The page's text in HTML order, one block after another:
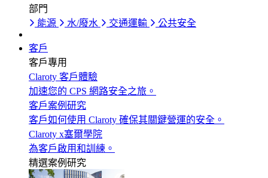
部門
能源
水/廢水 交通運輸 公共安全
客戶
客戶專用
Claroty 客戶體驗
加速您的 CPS 網路安全之旅。
客戶案例研究
客戶如何使用 Claroty 確保其關鍵營運的安全。
Claroty x塞爾學院
為客戶啟用和訓練。
精選案例研究